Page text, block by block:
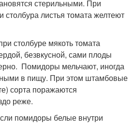
стерильными. При
листья томата желтеют
столбуре мякоть томата
безвкусной, сами плоды
Помидоры мельчают, иногда
в пищу. При этом штамбовые
сорта поражаются
реже.
помидоры белые внутри